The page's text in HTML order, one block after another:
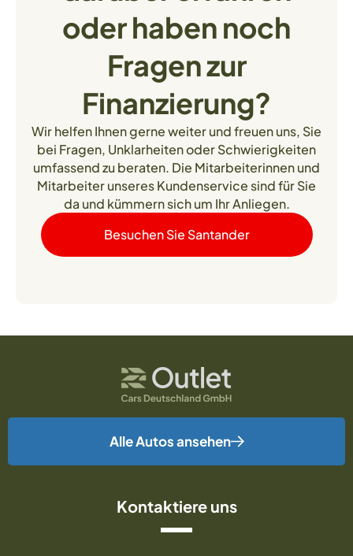
oder haben noch
Fragen zur
Finanzierung?
Wir helfen Ihnen gerne weiter und freuen uns, Sie
bei Fragen, Unklarheiten oder Schwierigkeiten
umfassend zu beraten. Die Mitarbeiterinnen und
Mitarbeiter unseres Kundenservice sind für Sie
da und kümmern sich um Ihr Anliegen.
Besuchen Sie Santander
Alle Autos ansehen
Kontaktiere uns